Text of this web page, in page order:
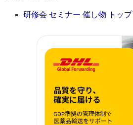
研修会 セミナー 催し物 トップ